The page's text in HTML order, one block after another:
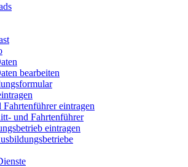
bearbeiten
eintragen
und Fahrtenführer
eintragen